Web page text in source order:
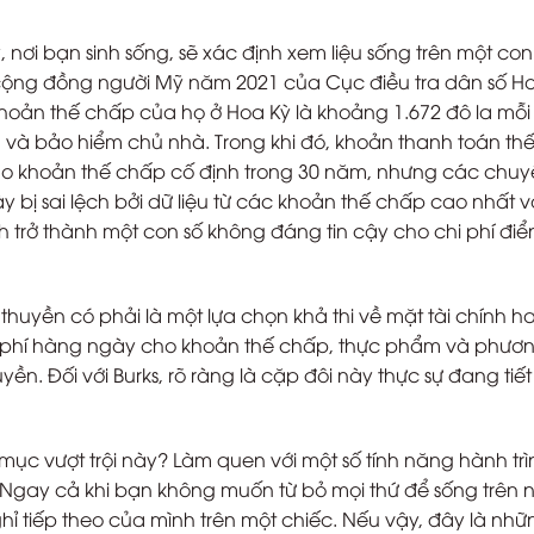
bạn sinh sống, sẽ xác định xem liệu sống trên một
đồng người Mỹ năm 2021 của Cục điều tra dân số
thế chấp của họ ở Hoa Kỳ là khoảng 1.672 đô la mỗi
bảo hiểm chủ nhà. Trong khi đó, khoản thanh toán thế
khoản thế chấp cố định trong 30 năm, nhưng các
bị sai lệch bởi dữ liệu từ các khoản thế chấp cao nhất
trở thành một con số không đáng tin cậy cho chi phí
có phải là một lựa chọn khả thi về mặt tài chính
hàng ngày cho khoản thế chấp, thực phẩm và
Đối với Burks, rõ ràng là cặp đôi này thực sự đang
vượt trội này? Làm quen với một số tính năng hành
cả khi bạn không muốn từ bỏ mọi thứ để sống trên
tiếp theo của mình trên một chiếc. Nếu vậy, đây là